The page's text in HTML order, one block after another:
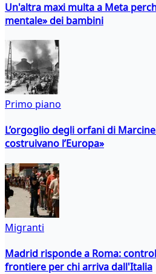
Un'altra maxi multa a Meta
mentale» dei bambini
Primo piano
L’orgoglio degli orfani di
costruivano l’Europa»
Migranti
Madrid risponde a Roma:
frontiere per chi arriva dall'Italia